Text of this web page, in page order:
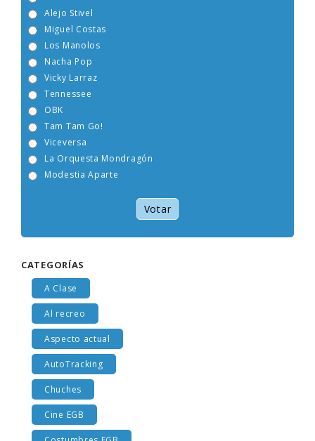
Alejo Stivel
Miguel Costas
Nacha Pop
Vicky Larraz
La Orquesta Mondragón
Modestia Aparte
Votar
A Clase
Al recreo
Aspecto actual
AutoTracking
Chuches
Cine EGB